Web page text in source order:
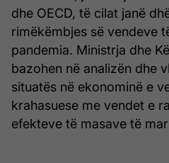
dhe OECD, të cilat janë
rimëkëmbjes së vendeve
pandemia. Ministrja dhe
bazohen në analizën dhe
situatës në ekonominë e
krahasuese me vendet e
efekteve të masave të